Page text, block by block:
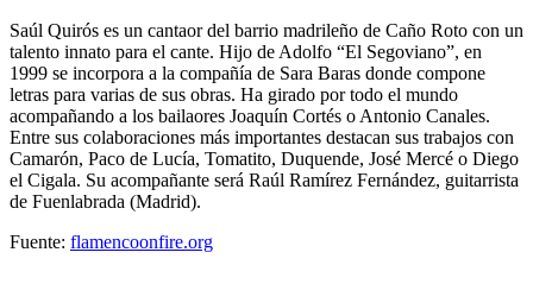
Saúl Quirós es un cantaor del barrio madrileño de Caño Roto con un
talento innato para el cante. Hijo de Adolfo “El Segoviano”, en
1999 se incorpora a la compañía de Sara Baras donde compone
letras para varias de sus obras. Ha girado por todo el mundo
acompañando a los bailaores Joaquín Cortés o Antonio Canales.
Entre sus colaboraciones más importantes destacan sus trabajos con
Camarón, Paco de Lucía, Tomatito, Duquende, José Mercé o Diego
el Cigala. Su acompañante será Raúl Ramírez Fernández, guitarrista
de Fuenlabrada (Madrid).
Fuente: flamencoonfire.org